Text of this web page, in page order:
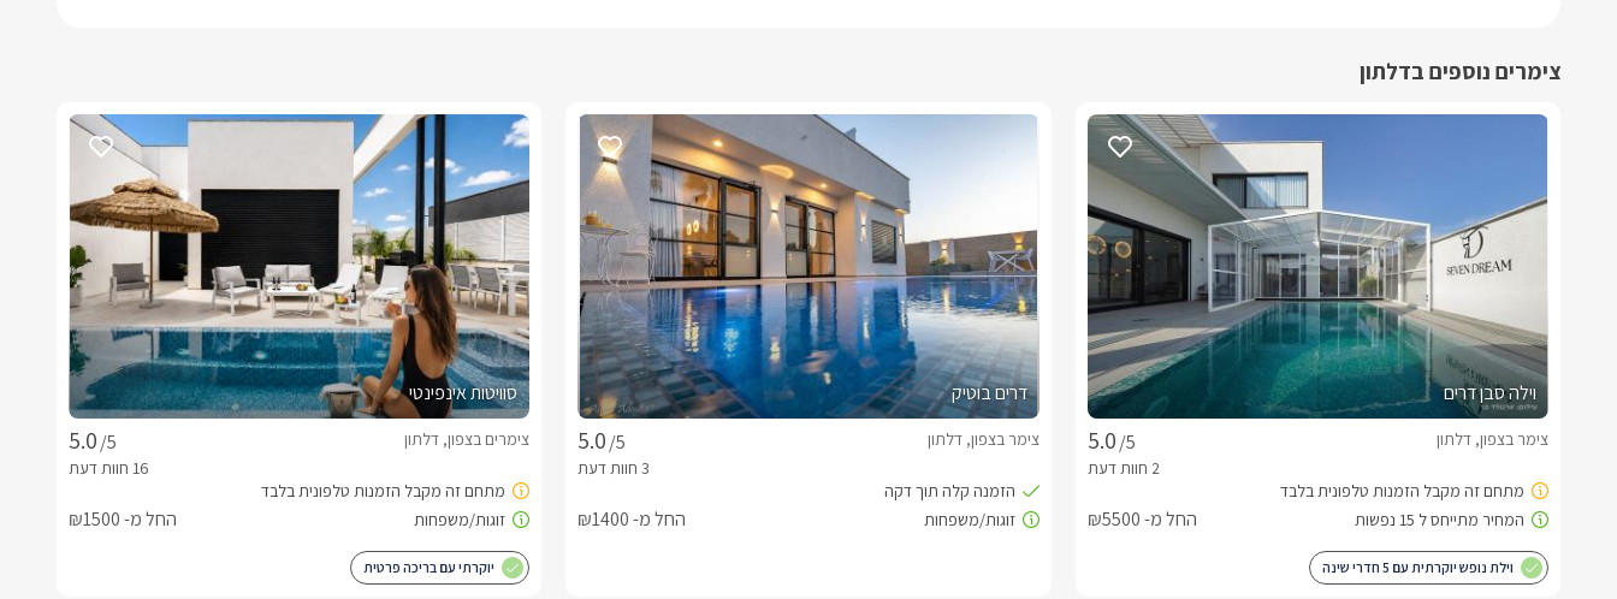
צימרים נוספים בדלתון
וילה סבן דרים
/5
צימר בצפון, דלתון
החל מ- ₪5500
וילת נופש יוקרתית עם 5 חדרי שינה
דרים בוטיק
/5
צימר בצפון, דלתון
החל מ- ₪1400
סוויטות אינפינטי
/5
צימרים בצפון, דלתון
החל מ- ₪1500
יוקרתי עם בריכה פרטית